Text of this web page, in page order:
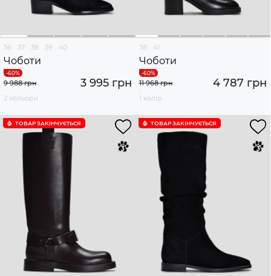
36 37 38 39 40
Чоботи
3 995 грн
9 988 грн
2 кольори
38 41
Чоботи
4 787 грн
11 968 грн
1 колір
ТОВАР ЗАКІНЧУЄTЬСЯ ТОВАР ЗАКІНЧУЄTЬСЯ